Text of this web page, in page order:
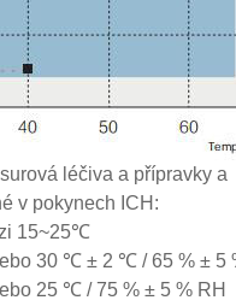
léčiva a přípravky a
v pokynech ICH:
15~25℃
30 ℃ ± 2 ℃ / 65 % ± 5
25 ℃ / 75 % ± 5 % RH